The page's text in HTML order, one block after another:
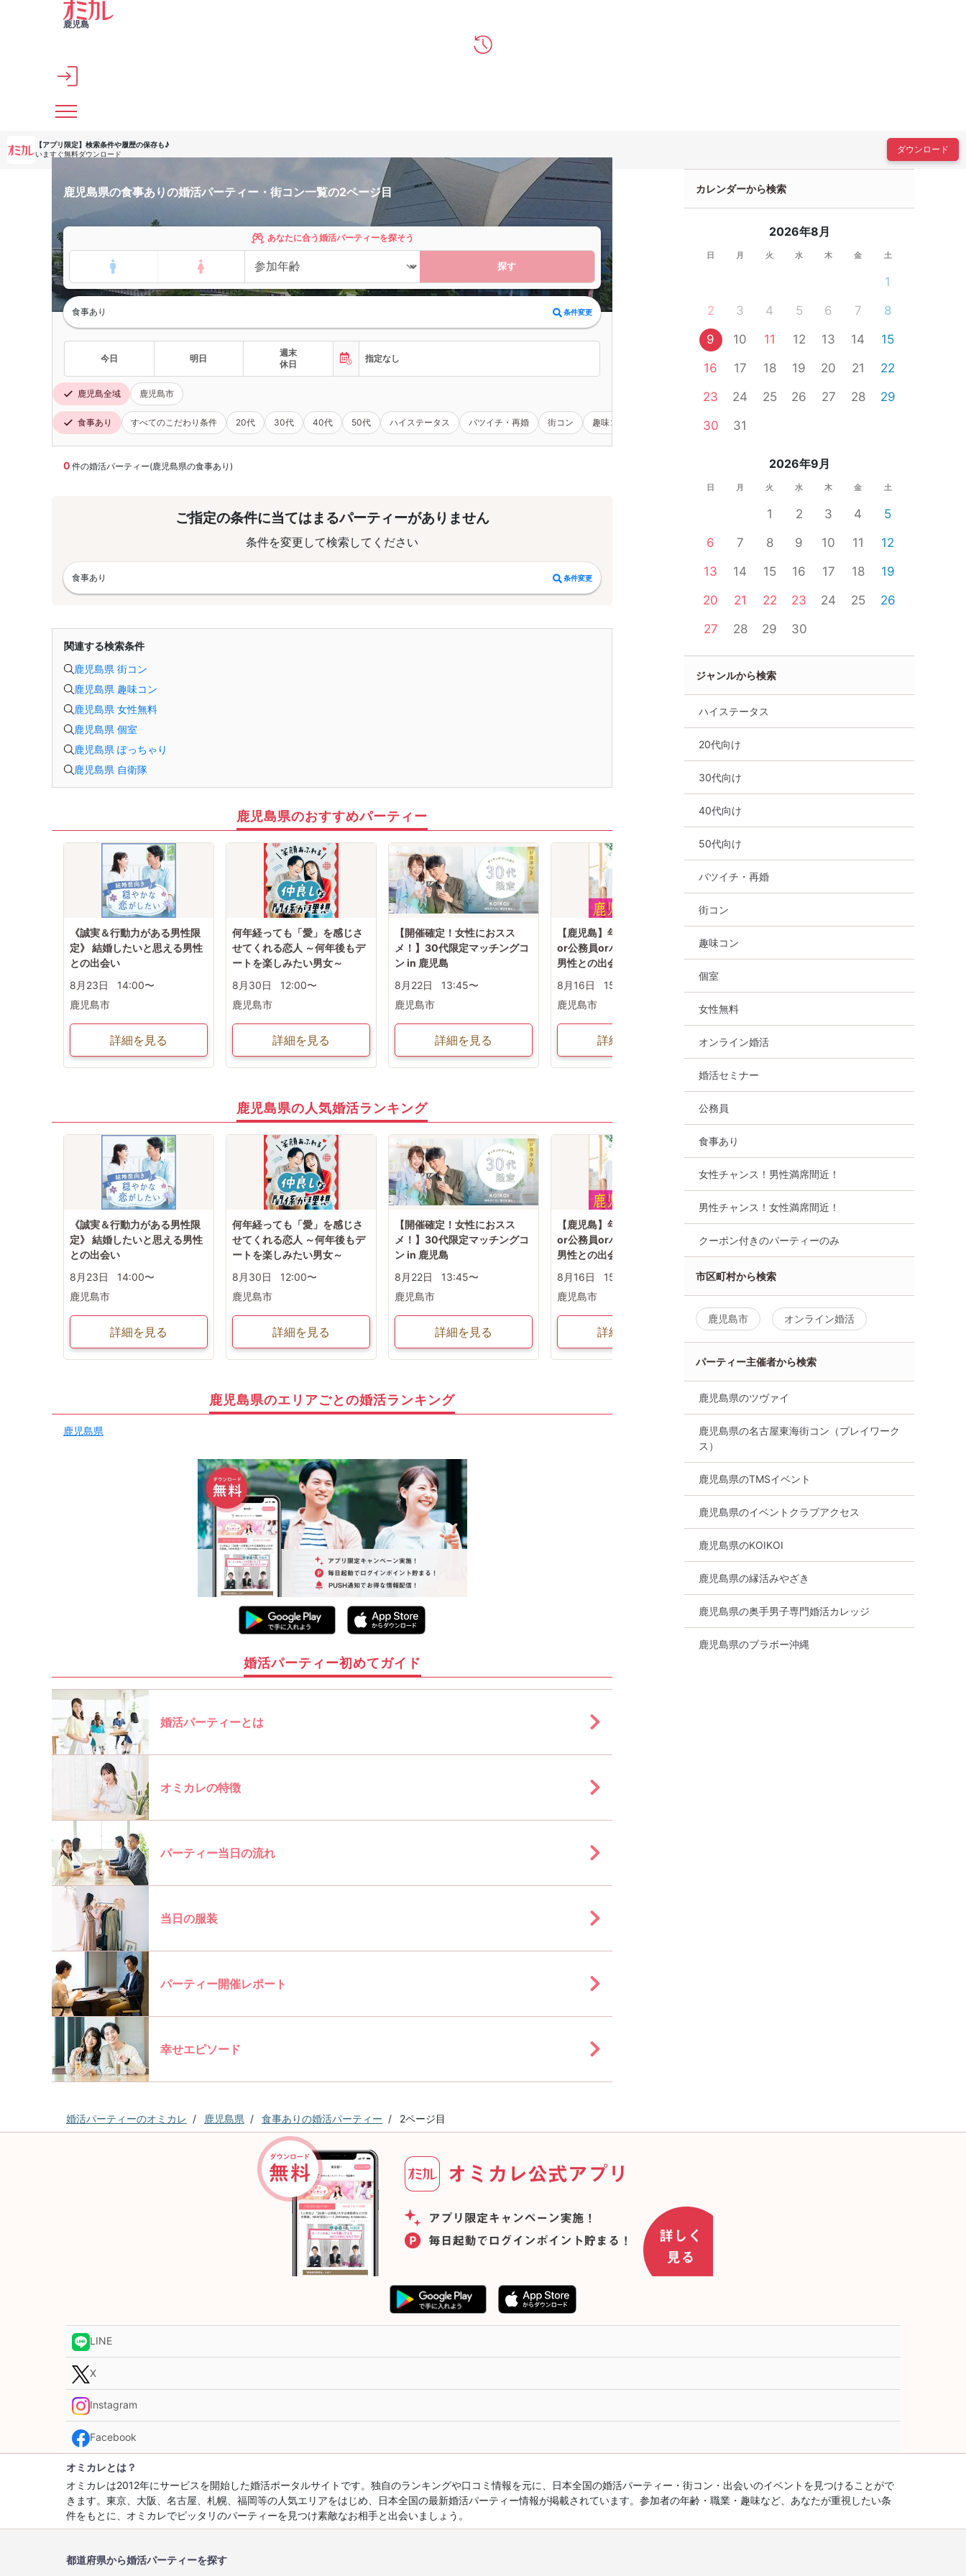
メインコンテンツへスキップ
鹿児島
【アプリ限定】 検索条件や履歴の保存も♪
いますぐ無料ダウンロード
ダウンロード
鹿児島県の食事ありの婚活パーティー・街コン一覧の2ページ目
あなたに合う婚活パーティーを探そう
探す
食事あり 条件変更
今日 明日
週末
休日
指定なし
鹿児島全域 鹿児島市
食事あり すべてのこだわり条件 20代 30代 40代 50代 ハイステータス バツイチ・再婚 街コン 趣味コン 女性無料 オンライン婚活
0 件の婚活パーティー(鹿児島県の食事あり)
ご指定の条件に当てはまるパーティーがありません
条件を変更して検索してください
食事あり 条件変更
関連する検索条件
鹿児島県 街コン
鹿児島県 趣味コン
鹿児島県 女性無料
鹿児島県 個室
鹿児島県 ぽっちゃり
鹿児島県 自衛隊
鹿児島県のおすすめパーティー
《誠実＆行動力がある男性限
定》 結婚したいと思える男性
との出会い
8月23日
14:00〜
鹿児島市
詳細を見る
何年経っても「愛」を感じさ
せてくれる恋人 ～何年後もデ
ートを楽しみたい男女～
8月30日
12:00〜
鹿児島市
詳細を見る
【開催確定！女性におスス
メ！】30代限定マッチングコ
ン in 鹿児島
8月22日
13:45〜
鹿児島市
詳細を見る
【鹿児島】年収500万円以上
or公務員orハイスペ安定職業
男性との出会い
8月16日
15:20〜
鹿児島市
詳細を見る
しさを忘れない恋人と幸せな
結婚がしたい男女
鹿児島市
詳細を見る
ーティー～真剣な
鹿児島県の人気婚活ランキング
《誠実＆行動力がある男性限
定》 結婚したいと思える男性
との出会い
8月23日
14:00〜
鹿児島市
詳細を見る
何年経っても「愛」を感じさ
せてくれる恋人 ～何年後もデ
ートを楽しみたい男女～
8月30日
12:00〜
鹿児島市
詳細を見る
【開催確定！女性におスス
メ！】30代限定マッチングコ
ン in 鹿児島
8月22日
13:45〜
鹿児島市
詳細を見る
【鹿児島】年収500万円以上
or公務員orハイスペ安定職業
男性との出会い
8月16日
15:20〜
鹿児島市
詳細を見る
《１年後にはプロポーズ》 優
しさを忘れない恋人と幸せな
結婚がしたい男女
8月30日
14:00〜
鹿児島市
詳細を見る
【10名規模！ 女
ーティー～真剣な
鹿児島市
鹿児島県のエリアごとの婚活ランキング
鹿児島県
婚活パーティー初めてガイド
婚活パーティーとは
オミカレの特徴
パーティー当日の流れ
当日の服装
パーティー開催レポート
幸せエピソード
カレンダーから検索
2026年8月
日 月 火 水 木 金 土
1
2
3 4 5 6 7
8
9
10 11 12 13 14
15
16
17 18 19 20 21
22
23
24 25 26 27 28
29
30
31
2026年9月
日 月 火 水 木 金 土
1 2 3 4
5
6
7 8 9 10 11
12
13
14 15 16 17 18
19
20
21 22 23 24 25
26
27
28 29 30
ジャンルから検索
ハイステータス
20代向け
30代向け
40代向け
50代向け
バツイチ・再婚
街コン
趣味コン
個室
女性無料
オンライン婚活
婚活セミナー
公務員
食事あり
女性チャンス！男性満席間近！
男性チャンス！女性満席間近！
クーポン付きのパーティーのみ
市区町村から検索
鹿児島市 オンライン婚活
パーティー主催者から検索
鹿児島県のツヴァイ
鹿児島県の名古屋東海街コン（プレイワーク
ス）
鹿児島県のTMSイベント
鹿児島県のイベントクラブアクセス
鹿児島県のKOIKOI
鹿児島県の縁活みやざき
鹿児島県の奥手男子専門婚活カレッジ
鹿児島県のブラボー沖縄
婚活パーティーのオミカレ 鹿児島県 食事ありの婚活パーティー 2ページ目
LINE
X
Instagram
Facebook
オミカレとは？
オミカレは2012年にサービスを開始した婚活ポータルサイトです。独自のランキングや口コミ情報を元に、日本全国の婚活パーティー・街コン・出会いのイベントを見つけることがで
きます。東京、大阪、名古屋、札幌、福岡等の人気エリアをはじめ、日本全国の最新婚活パーティー情報が掲載されています。参加者の年齢・職業・趣味など、あなたが重視したい条
件をもとに、オミカレでピッタリのパーティーを見つけ素敵なお相手と出会いましょう。
都道府県から婚活パーティーを探す